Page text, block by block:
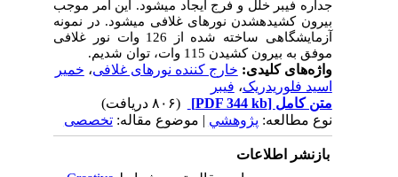
جداره فیبر خلل و فرج ایجاد می‏شود. این امر موجب
بیرون کشیده‏شدن نورهای غلافی می‏شود. در نمونه
آزمایشگاهی ساخته شده از 126 وات نور غلافی
موفق به بیرون کشیدن 115 وات، توان شدیم.
واژه‌های کلیدی:خارج کننده نورهای غلافی،خمیر
اسید فلوریدریک،فیبر
متن کامل[PDF 344 kb]
نوع مطالعه:پژوهشي| موضوع مقاله:تخصصی
بازنشر اطلاعات